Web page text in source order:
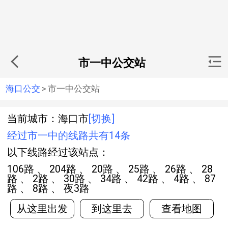
市一中公交站
海口公交 > 市一中公交站
当前城市：海口市 [切换]
经过市一中的线路共有14条
以下线路经过该站点：
106路 、 204路 、 20路 、 25路 、 26路 、 28
路 、 2路 、 30路 、 34路 、 42路 、 4路 、 87
路 、 8路 、 夜3路
从这里出发
到这里去 查看地图